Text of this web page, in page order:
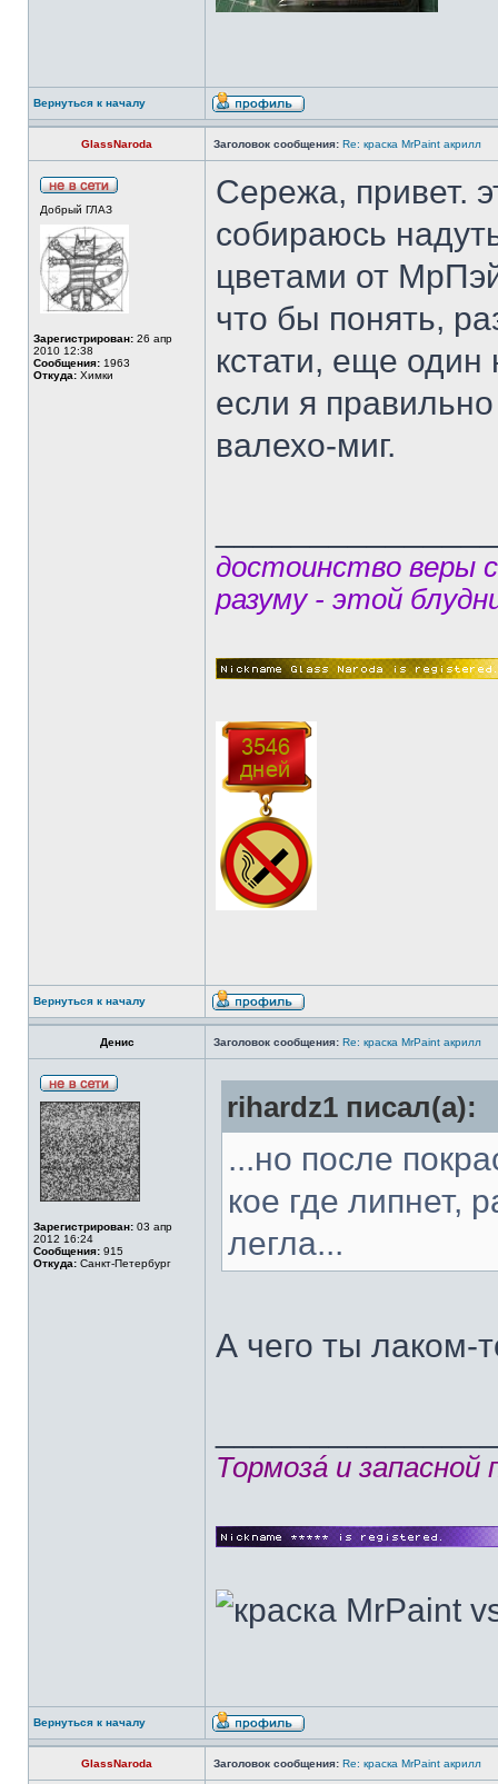
Вернуться к началу
GlassNaroda Заголовок сообщения: Re: краска MrPaint акрилл
Добрый ГЛАЗ
Зарегистрирован: 26 апр
2010 12:38
Сообщения: 1963
Откуда: Химки
Сережа, привет.
собираюсь
цветами от
что бы понять,
кстати, еще один
если я
валехо-миг.
достоинство веры
разуму - этой
Вернуться к началу
Денис Заголовок сообщения: Re: краска MrPaint акрилл
Зарегистрирован: 03 апр
2012 16:24
Сообщения: 915
Откуда: Санкт-Петербург
rihardz1 писал(а):
...но после
кое где липнет,
легла...
А чего ты лаком-
Тормозá и
Вернуться к началу
GlassNaroda Заголовок сообщения: Re: краска MrPaint акрилл